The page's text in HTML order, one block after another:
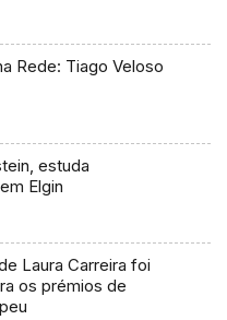
Rede: Tiago Veloso
estuda
Elgin
Laura Carreira foi
os prémios de